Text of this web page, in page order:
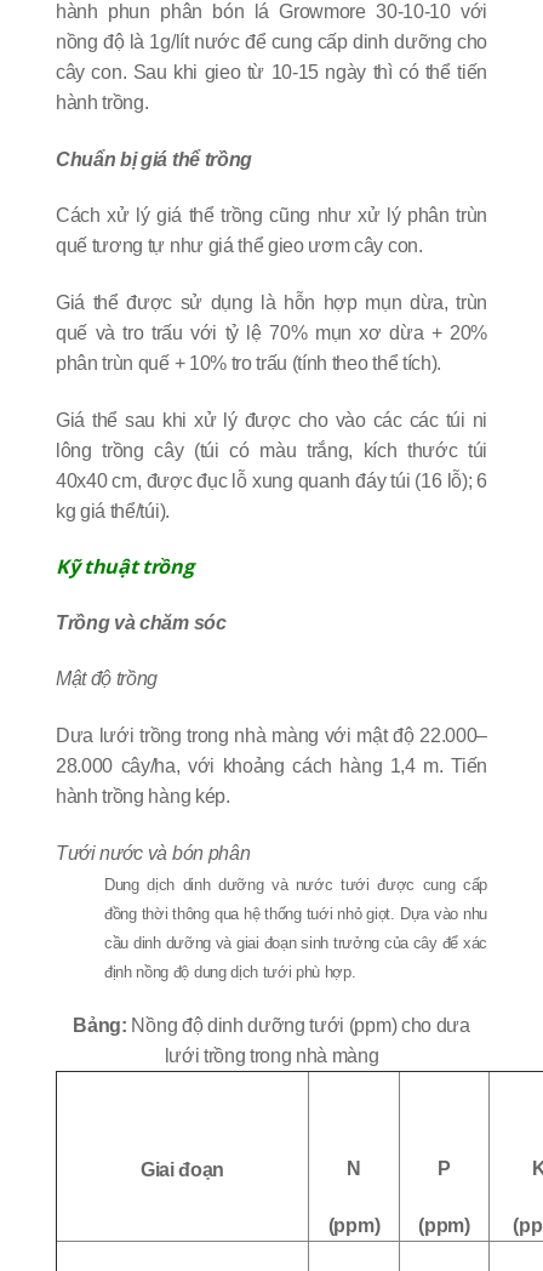
hành phun phân bón lá Growmore 30-10-10 với
nồng độ là 1g/lít nước để cung cấp dinh dưỡng cho
cây con. Sau khi gieo từ 10-15 ngày thì có thể tiến
hành trồng.
Chuẩn bị giá thể trồng
Cách xử lý giá thể trồng cũng như xử lý phân trùn
quế tương tự như giá thể gieo ươm cây con.
Giá thể được sử dụng là hỗn hợp mụn dừa, trùn
quế và tro trấu với tỷ lệ 70% mụn xơ dừa + 20%
phân trùn quế + 10% tro trấu (tính theo thể tích).
Giá thể sau khi xử lý được cho vào các các túi ni
lông trồng cây (túi có màu trắng, kích thước túi
40x40 cm, được đục lỗ xung quanh đáy túi (16 lỗ); 6
kg giá thể/túi).
Kỹ thuật trồng
Trồng và chăm sóc
Mật độ trồng
Dưa lưới trồng trong nhà màng với mật độ 22.000–
28.000 cây/ha, với khoảng cách hàng 1,4 m. Tiến
hành trồng hàng kép.
Tưới nước và bón phân
Dung dịch dinh dưỡng và nước tưới được cung cấp
đồng thời thông qua hệ thống tuới nhỏ giọt. Dựa vào nhu
cầu dinh dưỡng và giai đoạn sinh trưởng của cây để xác
định nồng độ dung dịch tưới phù hợp.
Bảng: Nồng độ dinh dưỡng tưới (ppm) cho dưa
lưới trồng trong nhà màng
Giai đoạn N
(ppm)
P
(ppm)